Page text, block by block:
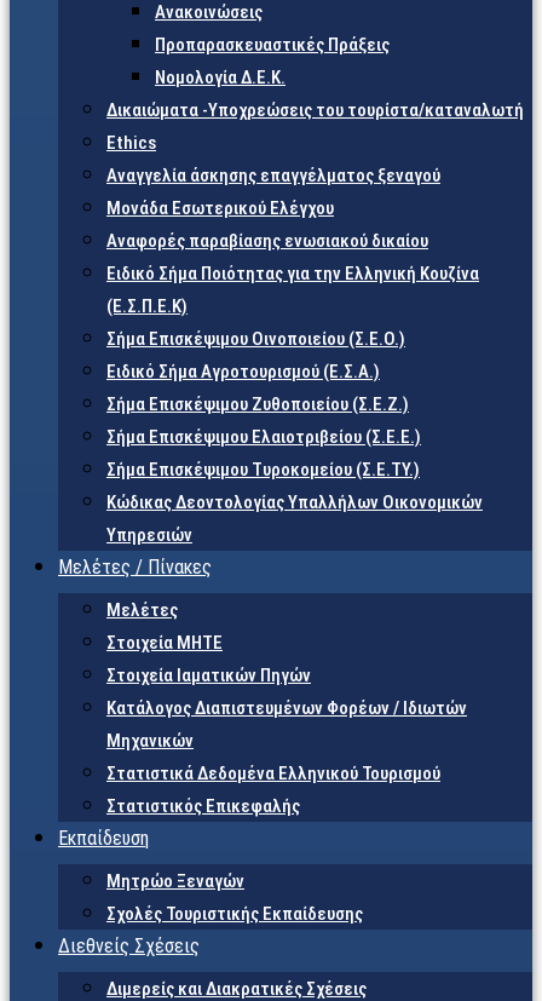
Ανακοινώσεις
Προπαρασκευαστικές Πράξεις
Νομολογία Δ.Ε.Κ.
Δικαιώματα -Υποχρεώσεις του τουρίστα/καταναλωτή
Ethics
Αναγγελία άσκησης επαγγέλματος ξεναγού
Μονάδα Εσωτερικού Ελέγχου
Αναφορές παραβίασης ενωσιακού δικαίου
Ειδικό Σήμα Ποιότητας για την Ελληνική Κουζίνα
(Ε.Σ.Π.Ε.Κ)
Σήμα Επισκέψιμου Οινοποιείου (Σ.Ε.Ο.)
Ειδικό Σήμα Αγροτουρισμού (Ε.Σ.Α.)
Σήμα Επισκέψιμου Ζυθοποιείου (Σ.Ε.Ζ.)
Σήμα Επισκέψιμου Ελαιοτριβείου (Σ.Ε.Ε.)
Σήμα Επισκέψιμου Τυροκομείου (Σ.Ε.TY.)
Κώδικας Δεοντολογίας Υπαλλήλων Οικονομικών
Υπηρεσιών
Μελέτες / Πίνακες
Μελέτες
Στοιχεία ΜΗΤΕ
Στοιχεία Ιαματικών Πηγών
Κατάλογος Διαπιστευμένων Φορέων / Ιδιωτών
Μηχανικών
Στατιστικά Δεδομένα Ελληνικού Τουρισμού
Στατιστικός Επικεφαλής
Εκπαίδευση
Μητρώο Ξεναγών
Σχολές Τουριστικής Εκπαίδευσης
Διεθνείς Σχέσεις
Διμερείς και Διακρατικές Σχέσεις